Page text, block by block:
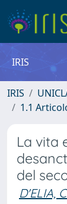
IRIS
IRIS
1.1
La vita
del
D'ELIA,